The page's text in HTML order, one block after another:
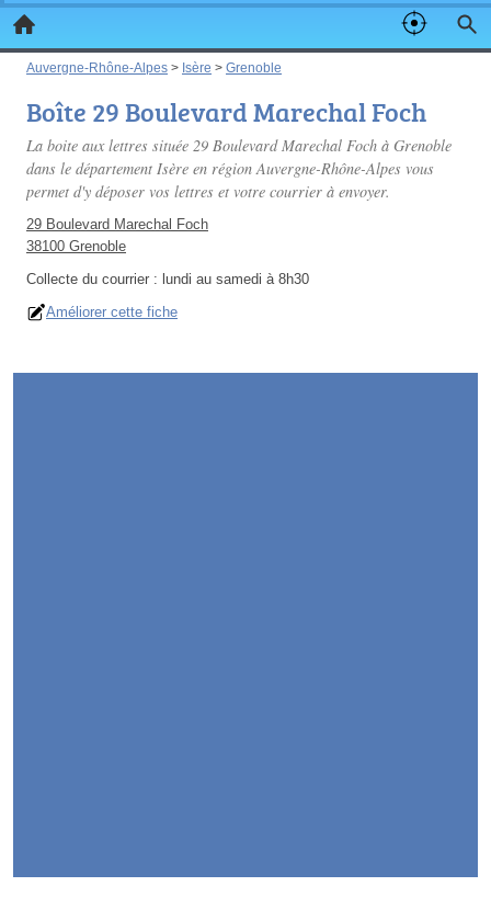
Auvergne-Rhône-Alpes > Isère > Grenoble
Boîte 29 Boulevard Marechal Foch
La boite aux lettres située 29 Boulevard Marechal Foch à Grenoble
dans le département Isère en région Auvergne-Rhône-Alpes vous
permet d'y déposer vos lettres et votre courrier à envoyer.
29 Boulevard Marechal Foch
38100 Grenoble
Collecte du courrier : lundi au samedi à 8h30
Améliorer cette fiche